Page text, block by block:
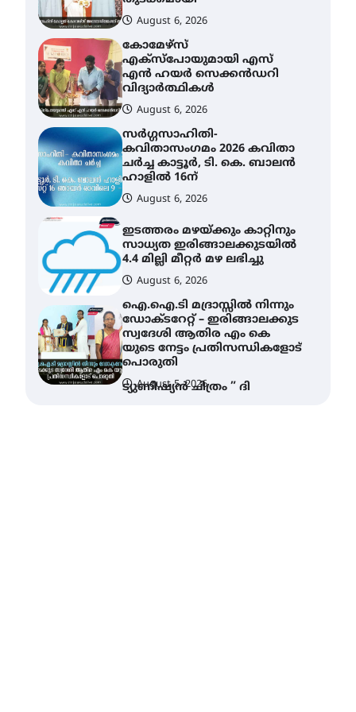
August 6, 2026
സർഗ്ഗസാഹിതി-
കവിതാസംഗമം 2026 കവിതാ
ചർച്ച കാട്ടൂർ, ടി. കെ. ബാലൻ
ഹാളിൽ 16ന്
August 6, 2026
ഇടത്തരം മഴയ്ക്കും കാറ്റിനും
സാധ്യത ഇരിങ്ങാലക്കുടയിൽ
4.4 മില്ലി മീറ്റർ മഴ ലഭിച്ചു
August 6, 2026
ഡോക്ടറേറ്റ് – ഇരിങ്ങാലക്കുട
സ്വദേശി ആതിര എം കെ
യുടെ നേട്ടം പ്രതിസന്ധികളോട്
പൊരുതി
August 5, 2026
ട്യുണീഷ്യൻ ചിത്രം ” ദി
വോയിസ് ഓഫ് ഹിന്ദ് റജബ് ”
ഇരിങ്ങാലക്കുട ഫിലിം
സൊസൈറ്റി ആഗസ്റ്റ് 7
വെള്ളിയാഴ്ച സ്‌ക്രീൻ
ചെയ്യുന്നു
August 6, 2026